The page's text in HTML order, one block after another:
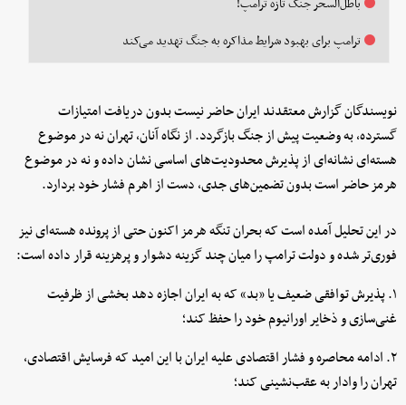
باطل‌السحر جنگ تازه ترامپ!
ترامپ برای بهبود شرایط مذاکره به جنگ تهدید می‌کند
نویسندگان گزارش معتقدند ایران حاضر نیست بدون دریافت امتیازات
گسترده، به وضعیت پیش از جنگ بازگردد. از نگاه آنان، تهران نه در موضوع
هسته‌ای نشانه‌ای از پذیرش محدودیت‌های اساسی نشان داده و نه در موضوع
هرمز حاضر است بدون تضمین‌های جدی، دست از اهرم فشار خود بردارد.
در این تحلیل آمده است که بحران تنگه هرمز اکنون حتی از پرونده هسته‌ای نیز
فوری‌تر شده و دولت ترامپ را میان چند گزینه دشوار و پرهزینه قرار داده است:
۱. پذیرش توافقی ضعیف یا «بد» که به ایران اجازه دهد بخشی از ظرفیت
غنی‌سازی و ذخایر اورانیوم خود را حفظ کند؛
۲. ادامه محاصره و فشار اقتصادی علیه ایران با این امید که فرسایش اقتصادی،
تهران را وادار به عقب‌نشینی کند؛